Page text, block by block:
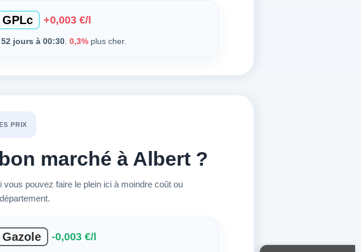
GPLc +0,003 €/l
52 jours à 00:30 0,3% plus cher.
PRIX
marché à Albert ?
pouvez faire le plein ici à moindre coût ou
Gazole -0,003 €/l